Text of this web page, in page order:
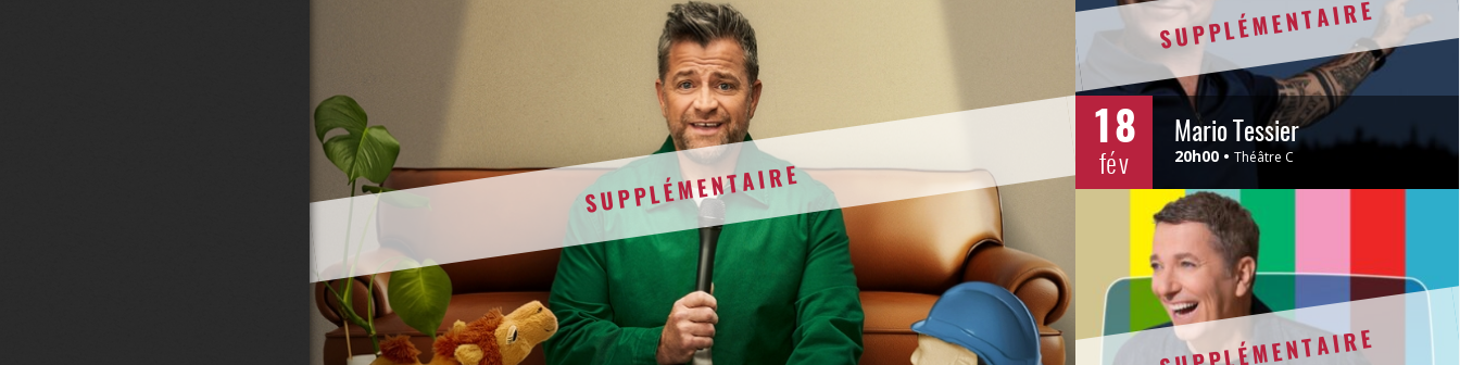
SUPPLÉMENTAIRE
SUPPLÉMENTAIRE
18
fév
Mario Tessier
20h00 Théâtre C